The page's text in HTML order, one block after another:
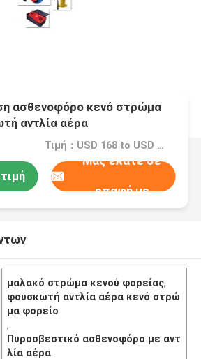
ασθενοφόρο κενό στρώμα
αντλία αέρα
Τιμή：USD 168 to USD 156
Μας ελάτε σε
επαφή με
μαλακό στρώμα κενού φορείας,
φουσκωτή αντλία αέρα κενό στρώ
μα φορείο
,
Πυροσβεστικό ασθενοφόρο με αντ
λία αέρα